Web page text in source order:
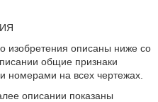
изобретения описаны ниже со
общие признаки
на всех чертежах.
описании показаны